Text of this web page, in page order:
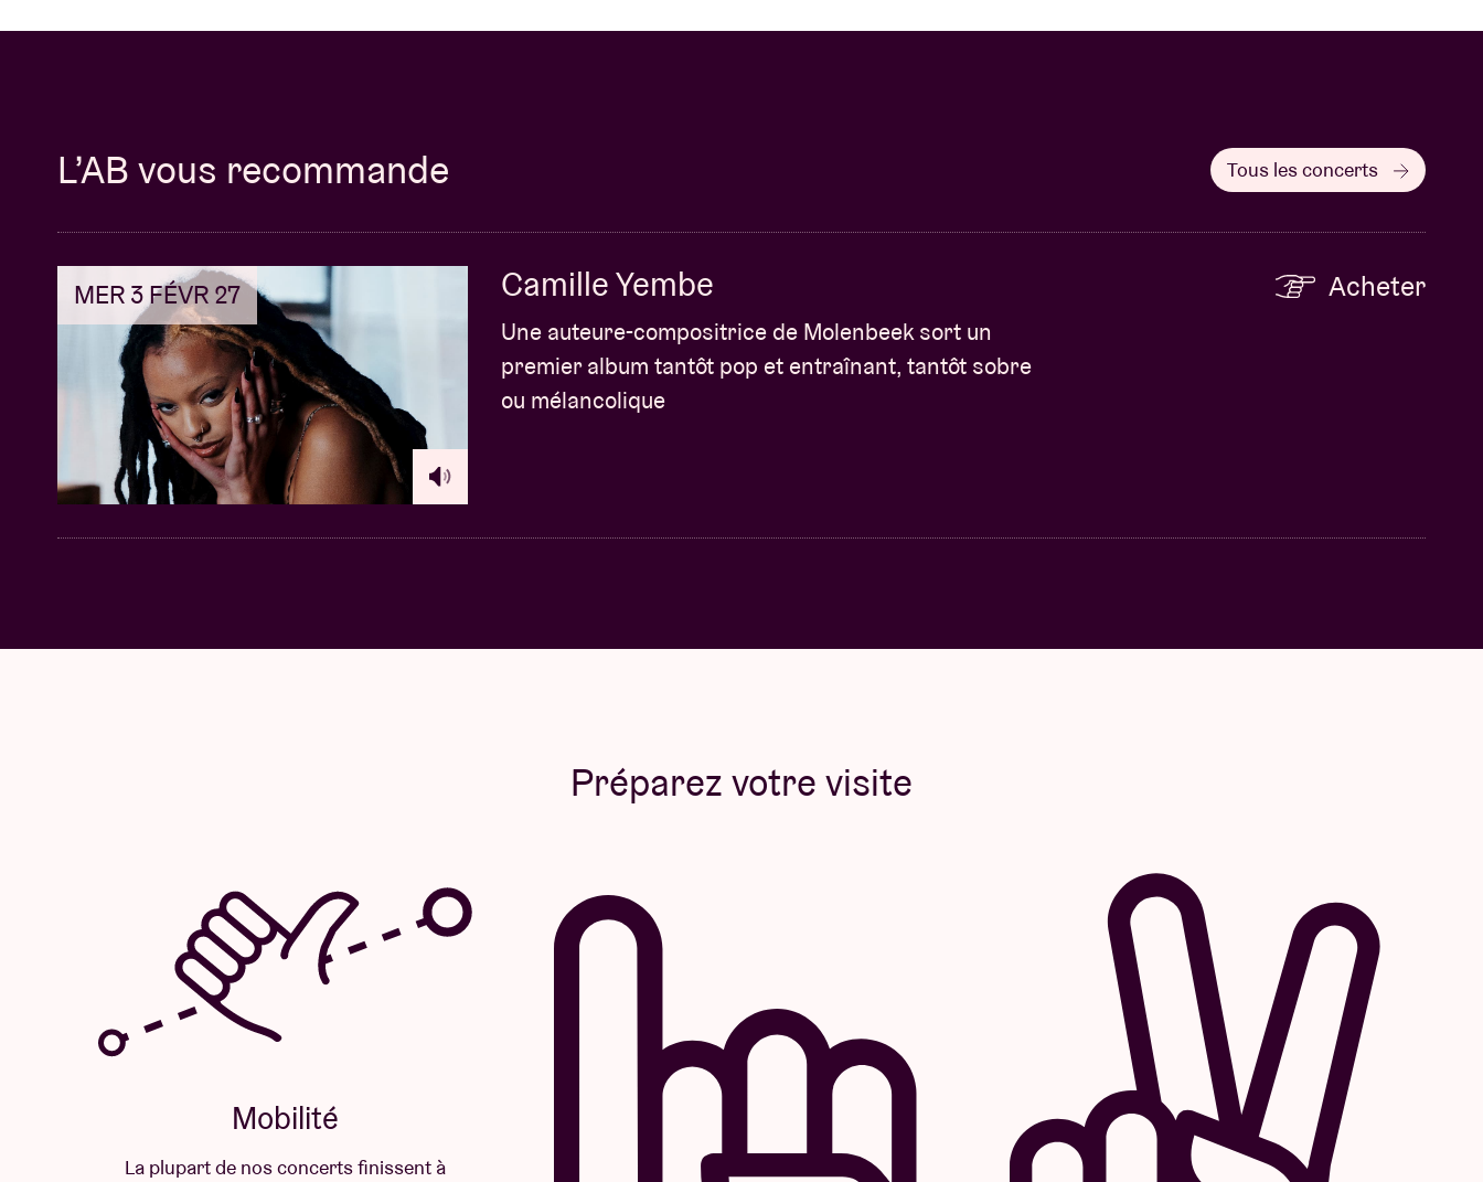
L’AB vous recommande Tous les concerts
MER 3 FÉVR 27 Camille Yembe
Une auteure-compositrice de Molenbeek sort un
premier album tantôt pop et entraînant, tantôt sobre
ou mélancolique
Acheter
Préparez votre visite
Mobilité
La plupart de nos concerts finissent à